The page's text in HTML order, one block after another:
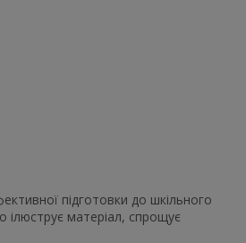
підготовки до шкільного
ілюструє матеріал, спрощує